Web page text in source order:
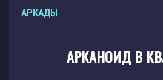
АРКАДЫ
АРКАНОИД В